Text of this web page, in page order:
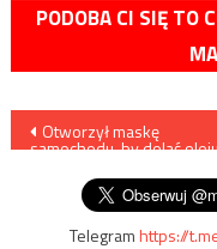
PODOBA CI SIĘ TO
Nawigacja
wpisu
Otworzył maskę
samochodu, by dolać
Telegramhttps://